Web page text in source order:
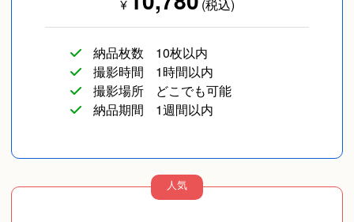
¥ (税込)
納品枚数
10枚以内
撮影時間
1時間以内
撮影場所
どこでも可能
納品期間
1週間以内
人気